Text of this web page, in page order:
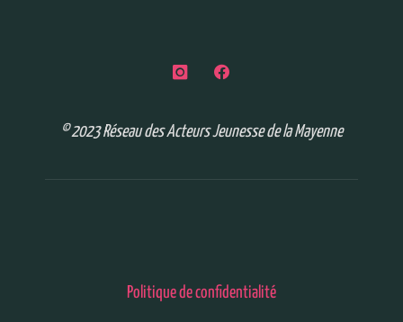
© 2023 Réseau des Acteurs Jeunesse de la Mayenne
Politique de confidentialité